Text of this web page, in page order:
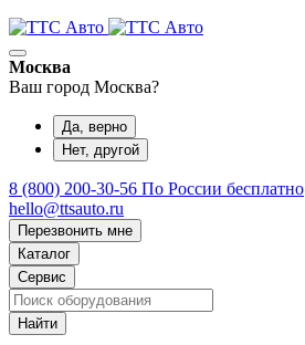
Москва
Ваш город Москва?
Да, верно
Нет, другой
8 (800) 200-30-56 По России бесплатно
hello@ttsauto.ru
Перезвонить мне
Каталог
Сервис